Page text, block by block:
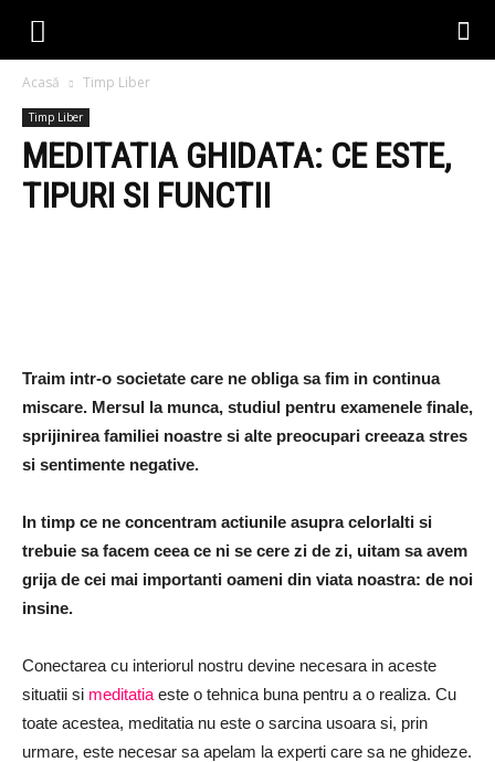
Acasă Timp Liber
Timp Liber
MEDITATIA GHIDATA: CE ESTE,
TIPURI SI FUNCTII
Traim intr-o societate care ne obliga sa fim in continua
miscare. Mersul la munca, studiul pentru examenele finale,
sprijinirea familiei noastre si alte preocupari creeaza stres
si sentimente negative.
In timp ce ne concentram actiunile asupra celorlalti si
trebuie sa facem ceea ce ni se cere zi de zi, uitam sa avem
grija de cei mai importanti oameni din viata noastra: de noi
insine.
Conectarea cu interiorul nostru devine necesara in aceste
situatii si meditatia este o tehnica buna pentru a o realiza. Cu
toate acestea, meditatia nu este o sarcina usoara si, prin
urmare, este necesar sa apelam la experti care sa ne ghideze.